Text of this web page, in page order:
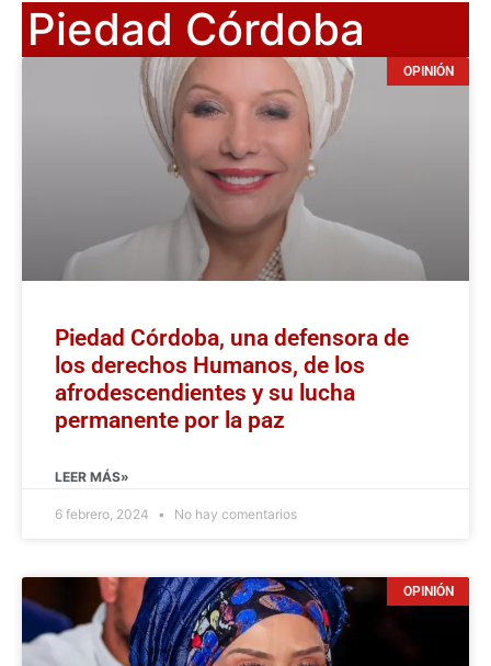
Piedad Córdoba
OPINIÓN
Piedad Córdoba, una defensora de
los derechos Humanos, de los
afrodescendientes y su lucha
permanente por la paz
LEER MÁS»
6 febrero, 2024 No hay comentarios
OPINIÓN